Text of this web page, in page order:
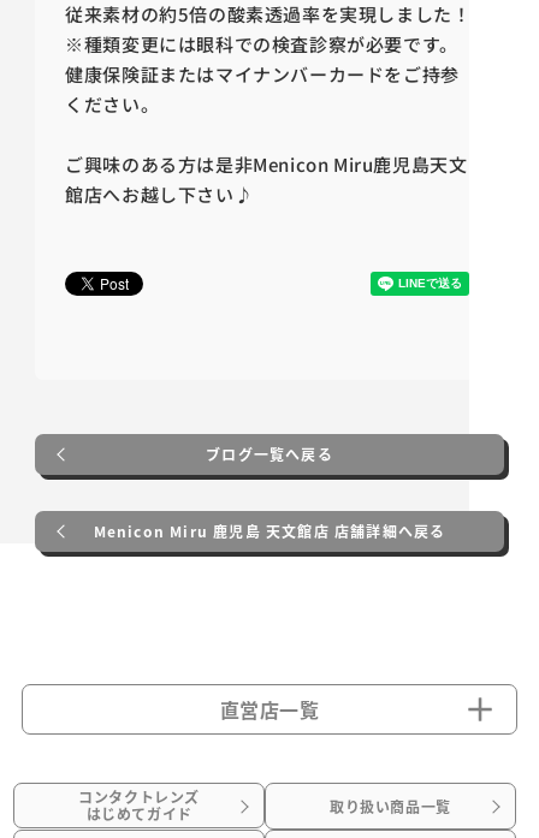
従来素材の約5倍の酸素透過率を実現しました！
※種類変更には眼科での検査診察が必要です。
健康保険証またはマイナンバーカードをご持参
ください。
ご興味のある方は是非Menicon Miru鹿児島天文
館店へお越し下さい♪
ブログ一覧へ戻る
Menicon Miru 鹿児島 天文館店 店舗詳細へ戻る
直営店一覧
コンタクトレンズ
はじめてガイド 取り扱い商品一覧